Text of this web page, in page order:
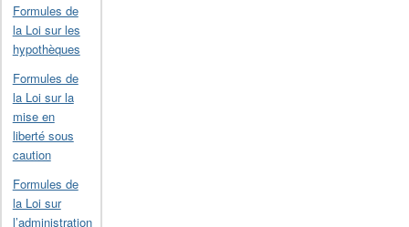
Formules de
la Loi sur les
hypothèques
Formules de
la Loi sur la
mise en
liberté sous
caution
Formules de
la Loi sur
l’administration